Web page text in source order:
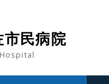
民病院